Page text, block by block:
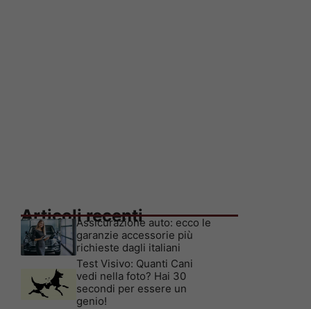
Articoli recenti
Assicurazione auto: ecco le
garanzie accessorie più
richieste dagli italiani
Test Visivo: Quanti Cani
vedi nella foto? Hai 30
secondi per essere un
genio!